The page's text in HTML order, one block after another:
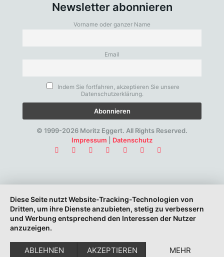
Newsletter abonnieren
Vorname oder ganzer Name
Email
Indem Sie fortfahren, akzeptieren Sie unsere
Datenschutzerklärung.
© 1999-2026 Moritz Eggert. All Rights Reserved.
Impressum
Datenschutz
Diese Seite nutzt Website-Tracking-Technologien von
Dritten, um ihre Dienste anzubieten, stetig zu verbessern
und Werbung entsprechend den Interessen der Nutzer
anzuzeigen.
ABLEHNEN AKZEPTIEREN MEHR